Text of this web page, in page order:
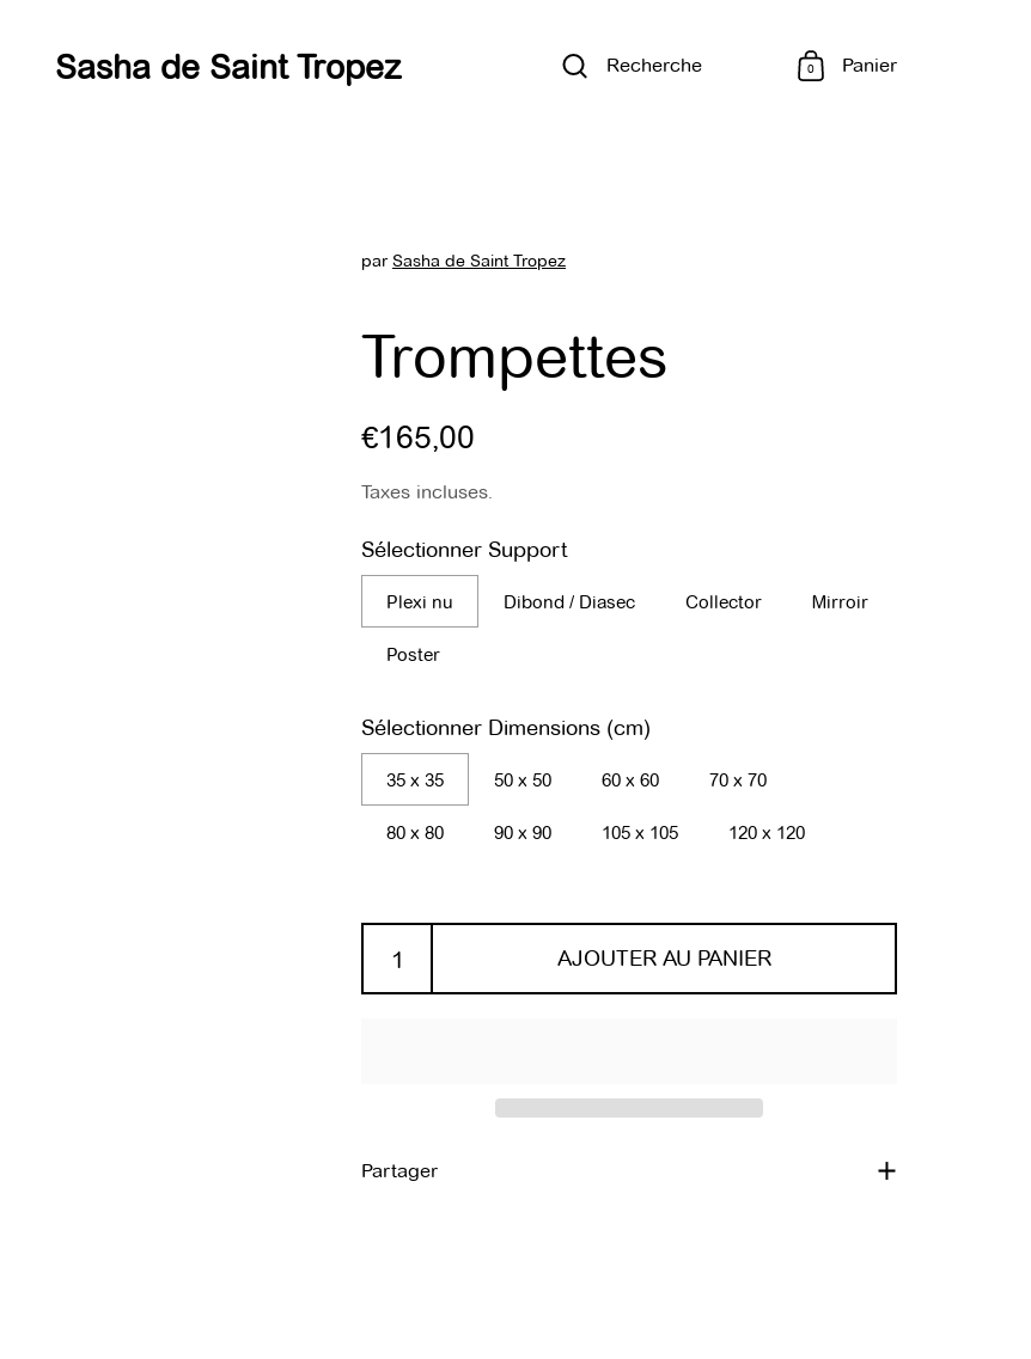
Sasha de Saint Tropez Recherche 0 Panier
Trompettes
parSasha de Saint Tropez
€165,00
Taxes incluses.
Sélectionner Support
Plexi nu Dibond / Diasec Collector Mirroir
Poster
Sélectionner Dimensions (cm)
35 x 35 50 x 50 60 x 60 70 x 70
80 x 80 90 x 90 105 x 105 120 x 120
AJOUTER AU PANIER
Partager